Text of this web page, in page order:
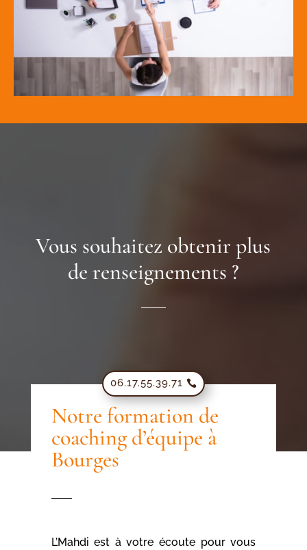
Vous souhaitez obtenir plus
de renseignements ?
06.17.55.39.71
Notre formation de
coaching d’équipe à
Bourges
L’Mahdi est à votre écoute pour vous